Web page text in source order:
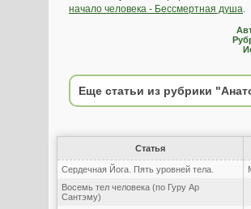
начало человека - Бессмертная душа.
Еще статьи из рубрики
Статья
Сердечная Йога. Пять уровней тела.
Восемь тел человека (по Гуру Ар
Сантэму)